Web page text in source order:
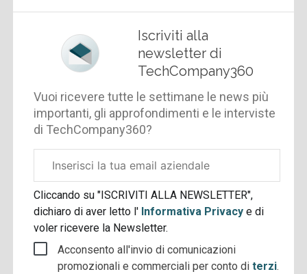
Iscriviti alla
newsletter di
TechCompany360
Vuoi ricevere tutte le settimane le news più
importanti, gli approfondimenti e le interviste
di TechCompany360?
aziendale
Cliccando su "ISCRIVITI ALLA NEWSLETTER",
dichiaro di aver letto l' Informativa Privacye di
voler ricevere la Newsletter.
Acconsento all'invio di comunicazioni
promozionali e commerciali per conto diterzi.